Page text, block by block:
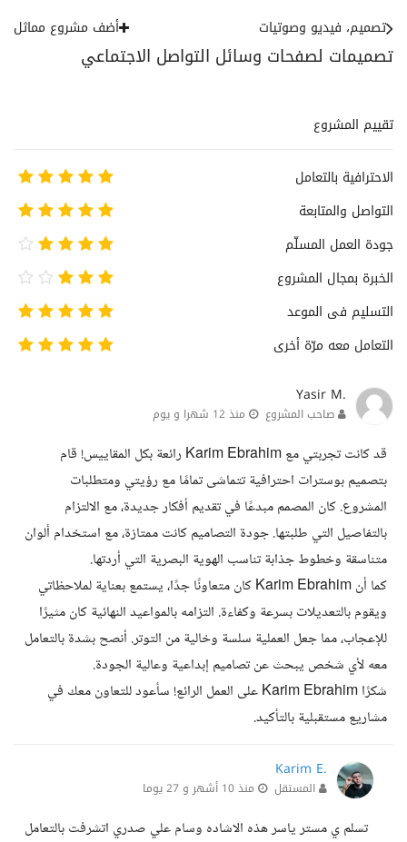
تصميمات لصفحات وسائل التواصل الاجتماعي
تصميم، فيديو وصوتيات أضف مشروع مماثل
تقييم المشروع
الاحترافية بالتعامل
التواصل والمتابعة
جودة العمل المسلّم
الخبرة بمجال المشروع
التسليم فى الموعد
التعامل معه مرّة أخرى
Yasir M.
صاحب المشروع منذ 12 شهرا و يوم
قد كانت تجربتي مع Karim Ebrahim رائعة بكل المقاييس! قام
بتصميم بوسترات احترافية تتماشى تمامًا مع رؤيتي ومتطلبات
المشروع. كان المصمم مبدعًا في تقديم أفكار جديدة، مع الالتزام
بالتفاصيل التي طلبتها. جودة التصاميم كانت ممتازة، مع استخدام ألوان
متناسقة وخطوط جذابة تناسب الهوية البصرية التي أردتها.
كما أن Karim Ebrahim كان متعاونًا جدًا، يستمع بعناية لملاحظاتي
ويقوم بالتعديلات بسرعة وكفاءة. التزامه بالمواعيد النهائية كان مثيرًا
للإعجاب، مما جعل العملية سلسة وخالية من التوتر. أنصح بشدة بالتعامل
معه لأي شخص يبحث عن تصاميم إبداعية وعالية الجودة.
شكرًا Karim Ebrahim على العمل الرائع! سأعود للتعاون معك في
مشاريع مستقبلية بالتأكيد.
Karim E.
المستقل منذ 10 أشهر و 27 يوما
تسلم ي مستر ياسر هذه الاشاده وسام علي صدري اتشرفت بالتعامل